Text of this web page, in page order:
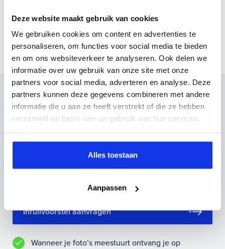
Deze website maakt gebruik van cookies
We gebruiken cookies om content en advertenties te
personaliseren, om functies voor social media te bieden
en om ons websiteverkeer te analyseren. Ook delen we
informatie over uw gebruik van onze site met onze
partners voor social media, adverteren en analyse. Deze
partners kunnen deze gegevens combineren met andere
informatie die u aan ze heeft verstrekt of die ze hebben
verzameld op basis van uw gebruik van hun services.
Alles toestaan
Aanpassen
verbuik
Inruilvoorstel op deze auto?
inruilauto mee te sturen.
Kenteken huidige auto
Inruilvoorstel aanvragen
Wanneer je foto’s meestuurt ontvang je op